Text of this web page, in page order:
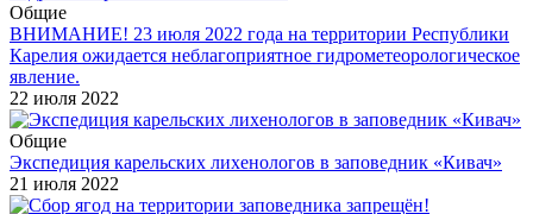
Общие
ВНИМАНИЕ! 23 июля 2022 года на территории Республики
Карелия ожидается неблагоприятное гидрометеорологическое
явление.
22 июля 2022
Общие
Экспедиция карельских лихенологов в заповедник «Кивач»
21 июля 2022